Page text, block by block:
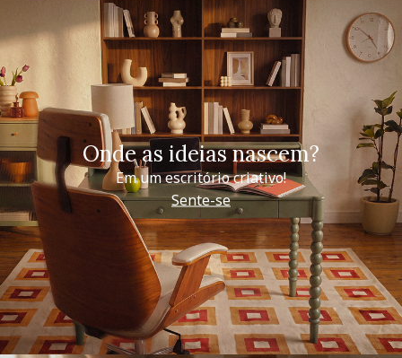
Onde as ideias nascem?
Em um escritório criativo!
Sente-se